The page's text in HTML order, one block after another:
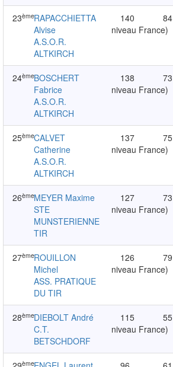
23èmeRAPACCHIETTA
Alvise
A.S.O.R.
ALTKIRCH
140 84
niveau France)
24èmeBOSCHERT
Fabrice
A.S.O.R.
ALTKIRCH
138 73
niveau France)
25èmeCALVET
Catherine
A.S.O.R.
ALTKIRCH
137 75
niveau France)
26èmeMEYER Maxime
STE
MUNSTERIENNE
TIR
127 73
niveau France)
27èmeROUILLON
Michel
ASS. PRATIQUE
DU TIR
126 79
niveau France)
28èmeDIEBOLT André
C.T.
BETSCHDORF
115 55
niveau France)
ème